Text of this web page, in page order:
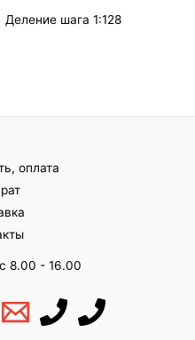
Деление шага 1:128
оплата
8.00 - 16.00